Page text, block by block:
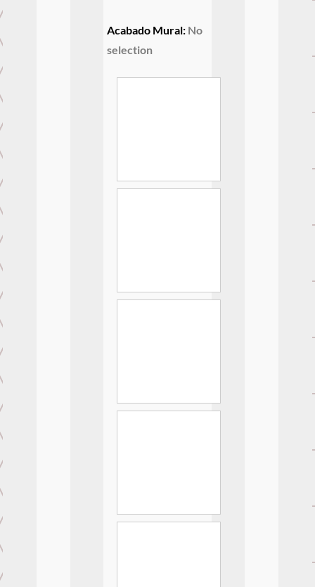
Acabado Mural: No
selection